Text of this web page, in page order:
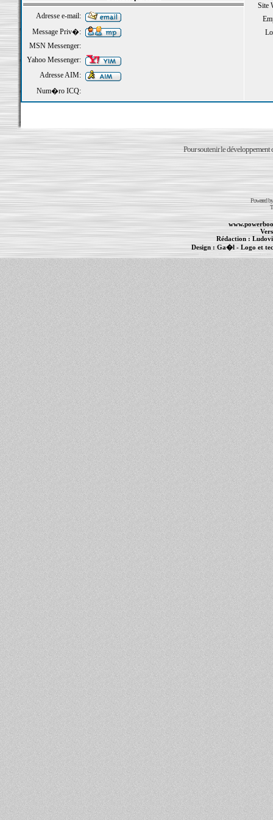
Site
Adresse e-mail:
Message Priv�:
MSN Messenger:
Yahoo Messenger:
Adresse AIM:
Num�ro ICQ:
Pour soutenir le développement
Powered
Rédaction :
Design :Ga�l - Logo et
PowerBook- MacBook Pro